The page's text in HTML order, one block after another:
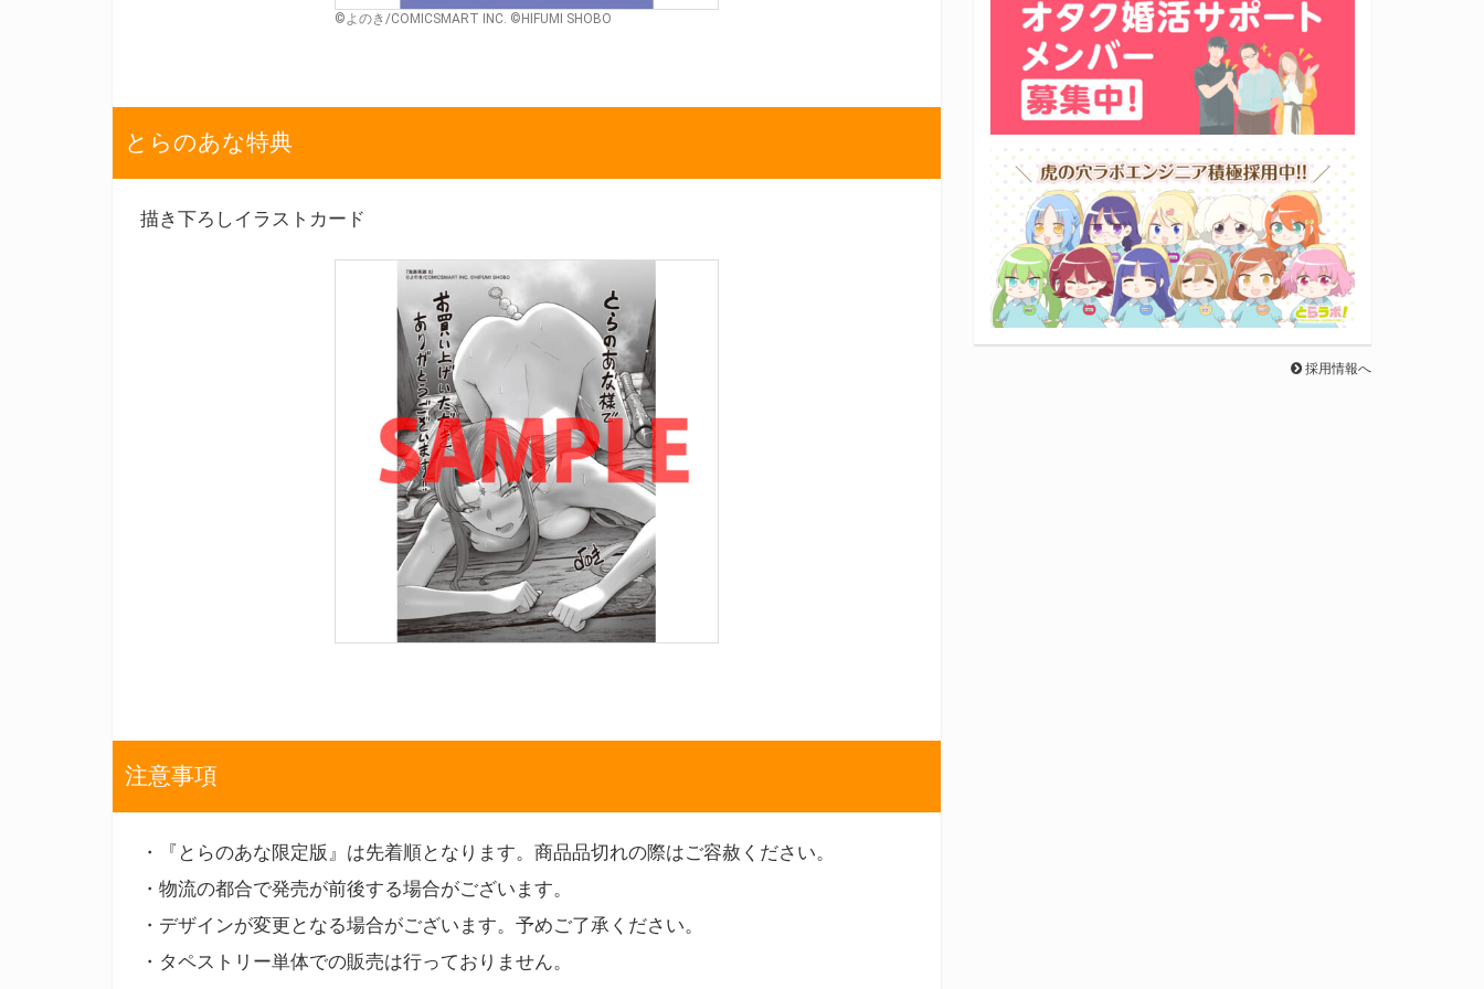
©よのき/COMICSMART INC. ©HIFUMI SHOBO
とらのあな特典
描き下ろしイラストカード
注意事項
・『とらのあな限定版』は先着順となります。商品品切れの際はご容赦ください。
・物流の都合で発売が前後する場合がございます。
・デザインが変更となる場合がございます。予めご了承ください。
・タペストリー単体での販売は行っておりません。
採用情報へ